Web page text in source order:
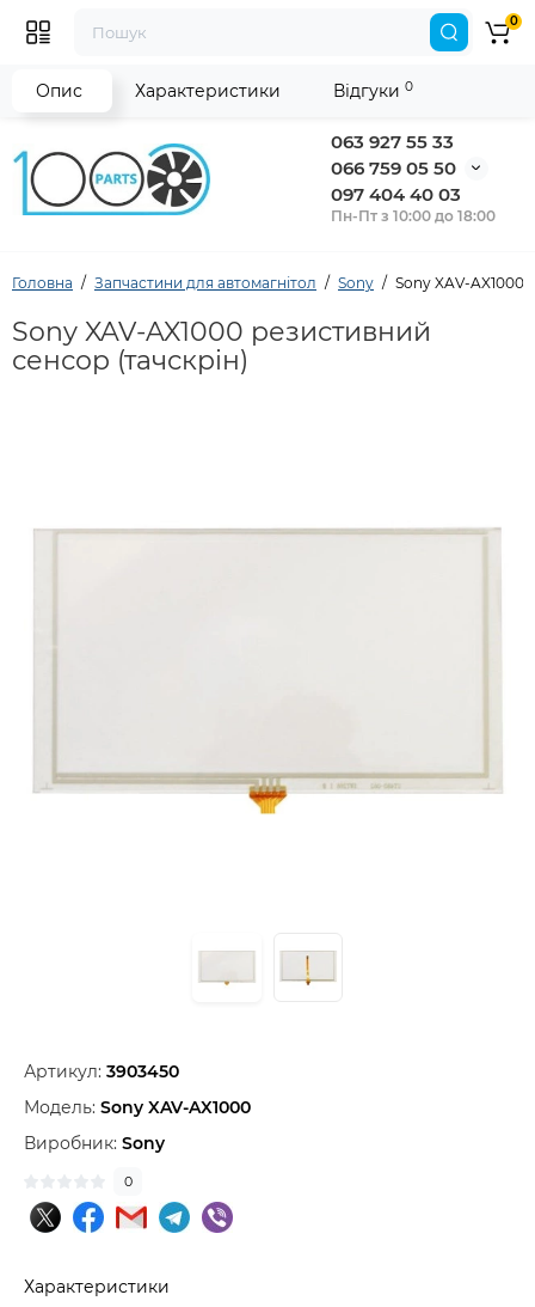
063 927 55 33
066 759 05 50
097 404 40 03
Пн-Пт з 10:00 до 18:00
0
Головна Запчастини для автомагнітол Sony Sony XAV-AX1000
Sony XAV-AX1000 резистивний
сенсор (тачскрін)
Артикул: 3903450
Модель: Sony XAV-AX1000
Виробник: Sony
0
Характеристики
Опис Характеристики Відгуки 0